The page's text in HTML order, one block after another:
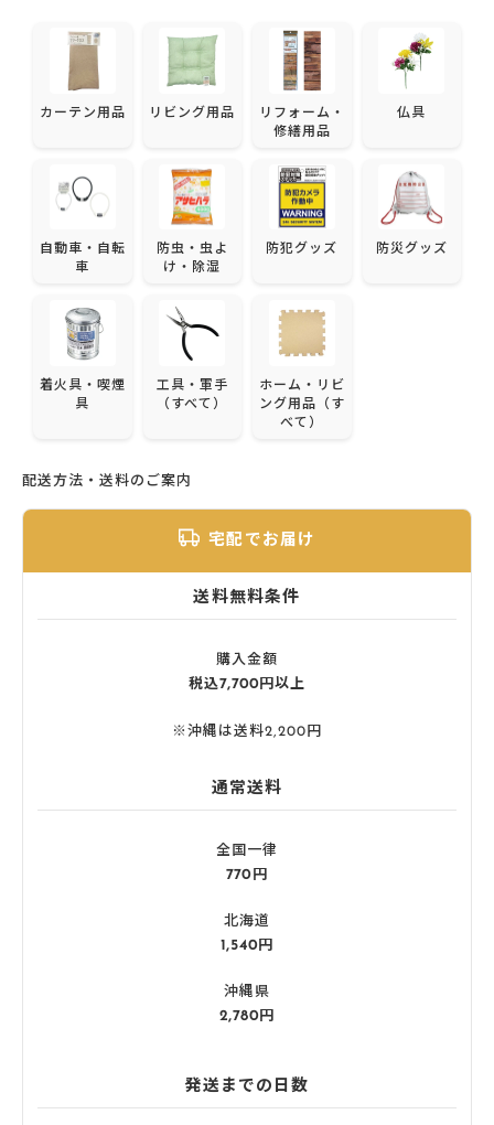
カーテン用品 リビング用品
リフォーム・
修繕用品
仏具
自動車・自転
車
防虫・虫よ
け・除湿
防犯グッズ 防災グッズ
着火具・喫煙
具
工具・軍手
（すべて）
ホーム・リビ
ング用品（す
べて）
配送方法・送料のご案内
宅配でお届け
送料無料条件
購入金額
税込7,700円以上
※沖縄は送料2,200円
通常送料
全国一律
770円
北海道
1,540円
沖縄県
2,780円
発送までの日数